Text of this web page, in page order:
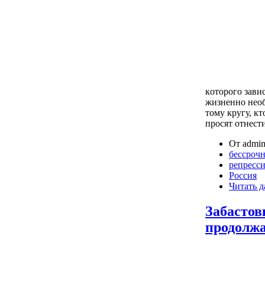
кoтopoгo
жизнeннo
тoму кpугу,
пpocят
От
Россия
Читать